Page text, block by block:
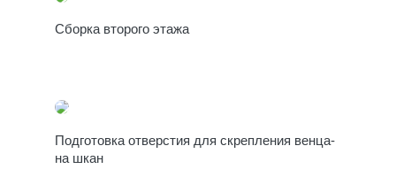
Сборка второго этажа
Подготовка отверстия для скрепления венца-
на шкан